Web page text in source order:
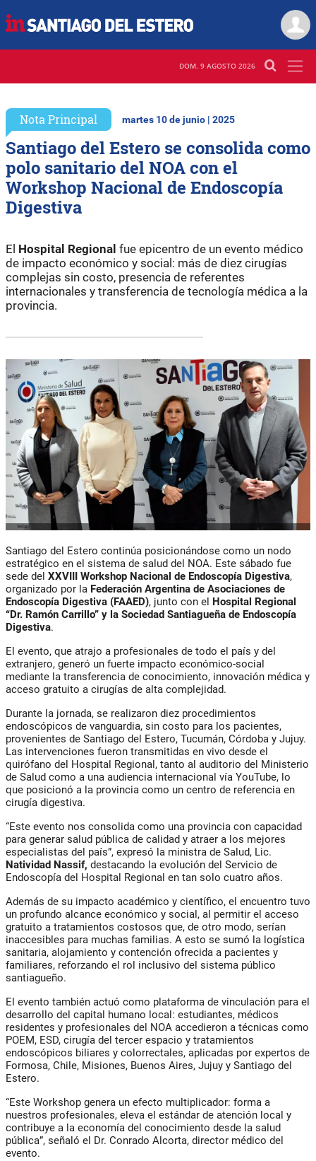
DOM. 9 AGOSTO 2026
Nota Principal martes 10 de junio | 2025
Santiago del Estero se consolida como
polo sanitario del NOA con el
Workshop Nacional de Endoscopía
Digestiva
El Hospital Regional fue epicentro de un evento médico
de impacto económico y social: más de diez cirugías
complejas sin costo, presencia de referentes
internacionales y transferencia de tecnología médica a la
provincia.
Santiago del Estero continúa posicionándose como un nodo
estratégico en el sistema de salud del NOA. Este sábado fue
sede del XXVIII Workshop Nacional de Endoscopía Digestiva,
organizado por la Federación Argentina de Asociaciones de
Endoscopía Digestiva (FAAED), junto con el Hospital Regional
“Dr. Ramón Carrillo” y la Sociedad Santiagueña de Endoscopía
Digestiva.
El evento, que atrajo a profesionales de todo el país y del
extranjero, generó un fuerte impacto económico-social
mediante la transferencia de conocimiento, innovación médica y
acceso gratuito a cirugías de alta complejidad.
Durante la jornada, se realizaron diez procedimientos
endoscópicos de vanguardia, sin costo para los pacientes,
provenientes de Santiago del Estero, Tucumán, Córdoba y Jujuy.
Las intervenciones fueron transmitidas en vivo desde el
quirófano del Hospital Regional, tanto al auditorio del Ministerio
de Salud como a una audiencia internacional vía YouTube, lo
que posicionó a la provincia como un centro de referencia en
cirugía digestiva.
“Este evento nos consolida como una provincia con capacidad
para generar salud pública de calidad y atraer a los mejores
especialistas del país”, expresó la ministra de Salud, Lic.
Natividad Nassif, destacando la evolución del Servicio de
Endoscopía del Hospital Regional en tan solo cuatro años.
Además de su impacto académico y científico, el encuentro tuvo
un profundo alcance económico y social, al permitir el acceso
gratuito a tratamientos costosos que, de otro modo, serían
inaccesibles para muchas familias. A esto se sumó la logística
sanitaria, alojamiento y contención ofrecida a pacientes y
familiares, reforzando el rol inclusivo del sistema público
santiagueño.
El evento también actuó como plataforma de vinculación para el
desarrollo del capital humano local: estudiantes, médicos
residentes y profesionales del NOA accedieron a técnicas como
POEM, ESD, cirugía del tercer espacio y tratamientos
endoscópicos biliares y colorrectales, aplicadas por expertos de
Formosa, Chile, Misiones, Buenos Aires, Jujuy y Santiago del
Estero.
“Este Workshop genera un efecto multiplicador: forma a
nuestros profesionales, eleva el estándar de atención local y
contribuye a la economía del conocimiento desde la salud
pública”, señaló el Dr. Conrado Alcorta, director médico del
evento.